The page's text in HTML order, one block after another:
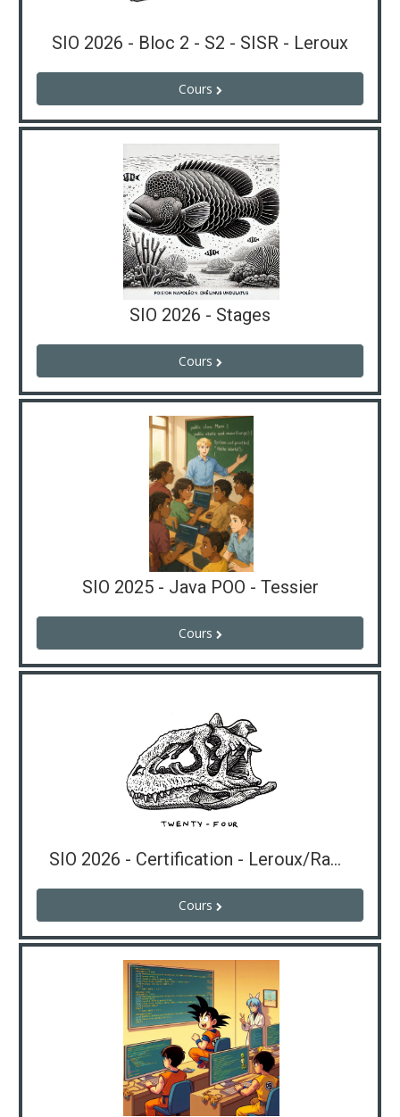
SIO 2026 - Bloc 2 - S2 - SISR - Leroux
Cours
SIO 2026 - Stages
Cours
SIO 2025 - Java POO - Tessier
Cours
SIO 2026 - Certification - Leroux/Rabier
Cours